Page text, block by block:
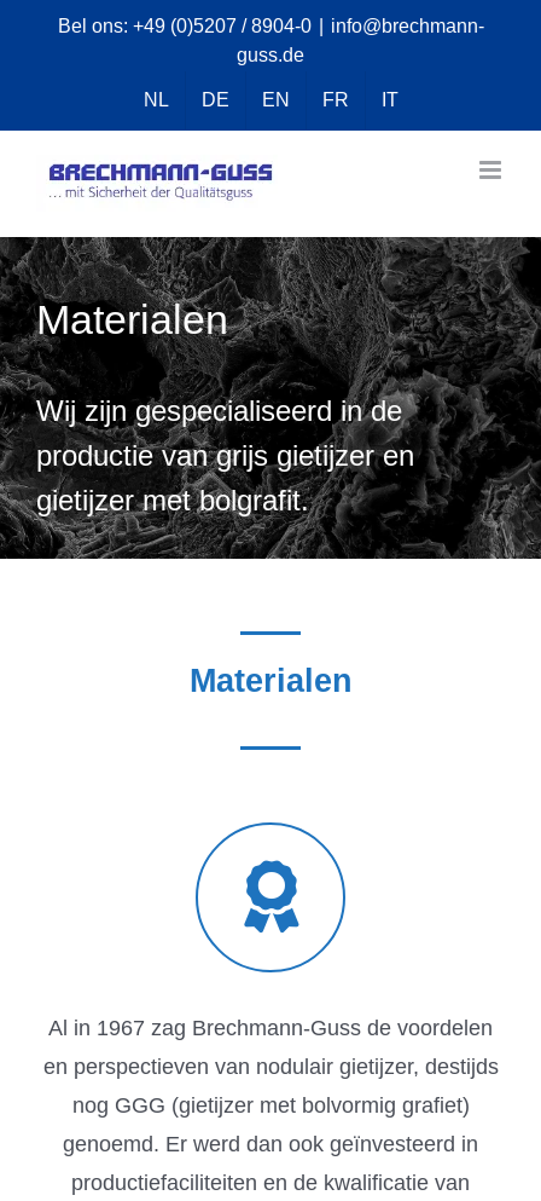
Bel ons: +49 (0)5207 / 8904-0
info@brechmann-
guss.de
NL DE EN FR IT
Materialen
Wij zijn gespecialiseerd in de
productie van grijs gietijzer en
gietijzer met bolgrafit.
Materialen
Al in 1967 zag Brechmann-Guss de voordelen
en perspectieven van nodulair gietijzer, destijds
nog GGG (gietijzer met bolvormig grafiet)
genoemd. Er werd dan ook geïnvesteerd in
productiefaciliteiten en de kwalificatie van